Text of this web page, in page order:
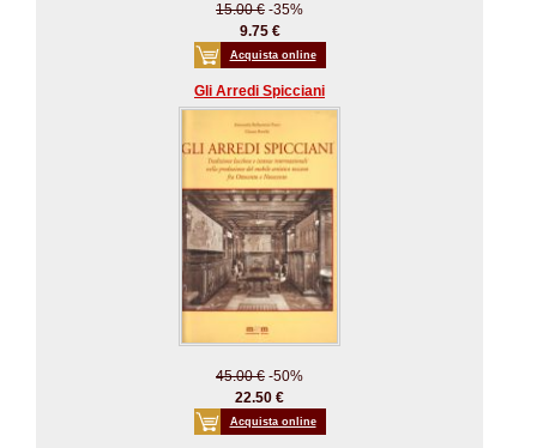
15.00 € -35%
9.75 €
Acquista online
Gli Arredi Spicciani
45.00 € -50%
22.50 €
Acquista online